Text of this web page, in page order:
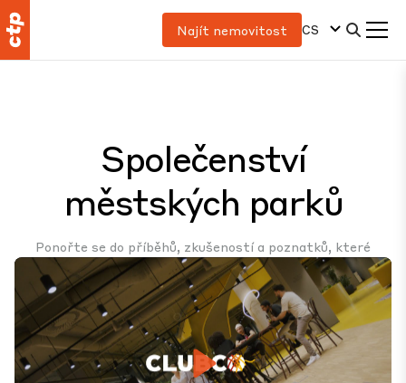
Najít nemovitost CS
Společenství
městských parků
Ponořte se do příběhů, zkušeností a poznatků, které
definují naše dynamické a vzájemně propojené parky se
smíšeným využitím, které harmonicky spojují lidi, podniky a
životní prostředí.